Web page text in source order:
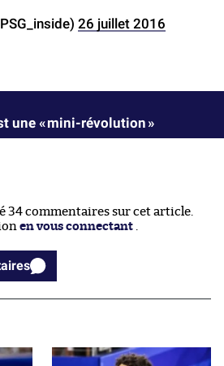
26 juillet 2016
une « mini-révolution »
34 commentaires sur cet article.
en vous connectant .